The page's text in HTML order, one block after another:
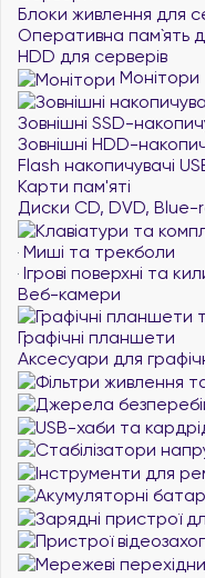
Блоки живлення для
Оперативна пам`ять
HDD для серверів
Монітори
Зовнішні SSD-
Зовнішні HDD-
Flash накопичувачі
Карти пам'яті
Диски CD, DVD, Blue-
Миші та трекболи
Ігрові поверхні та
Веб-камери
Графічні планшети
Аксесуари для